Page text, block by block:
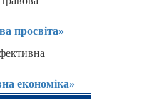
просвіта»
економіка»